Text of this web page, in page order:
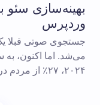
بهینه‌سازی
وردپرس
جستجوی صوتی قبلا یک
می‌شد. اما اکنون،
۲۰۲۴، ۲۷٪ از مردم در سراسر جهان از…